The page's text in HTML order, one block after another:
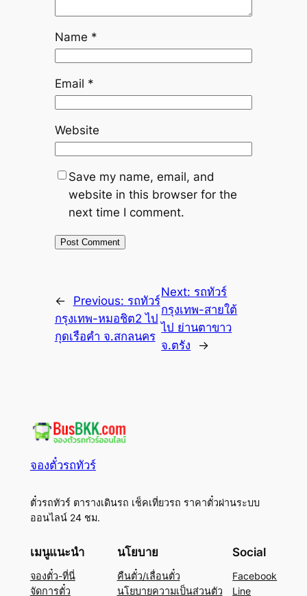
Name *
Email *
Website
Save my name, email, and
website in this browser for the
next time I comment.
← Previous: รถทัวร์
กรุงเทพ-หมอชิต2 ไป
กุดเรือคำ จ.สกลนคร
Next: รถทัวร์
กรุงเทพ-สายใต้
ไป ย่านตาขาว
จ.ตรัง
→
จองตั๋วรถทัวร์
ตั๋วรถทัวร์ ตารางเดินรถ เช็คเที่ยวรถ ราคาตั๋วผ่านระบบ
ออนไลน์ 24 ชม.
เมนูแนะนำ
จองตั๋ว-ที่นี่
จัดการตั๋ว
นโยบาย
คืนตั๋ว/เลื่อนตั๋ว
นโยบายความเป็นส่วนตัว
Social
Facebook
Line